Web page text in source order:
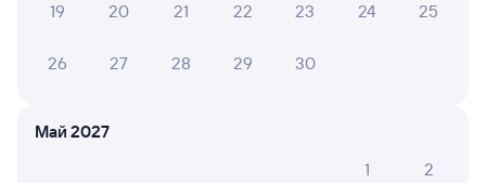
Онлайн-покупка за 4 минуты
Онлайн-возврат билетов без очереди в кассу
19 20 21 22 23 24 25
26 27 28 29 30
Май 2027
1
2